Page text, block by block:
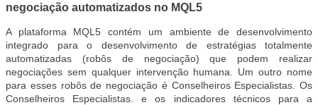
negociação automatizados no MQL5
A plataforma MQL5 contém um ambiente de desenvolvimento
integrado para o desenvolvimento de estratégias totalmente
automatizadas (robôs de negociação) que podem realizar
negociações sem qualquer intervenção humana. Um outro nome
para esses robôs de negociação é Conselheiros Especialistas. Os
Conselheiros Especialistas. e os indicadores técnicos para a